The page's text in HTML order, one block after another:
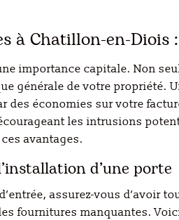
Chatillon-en-Diois
importance capitale. Non
générale de votre
économies sur votre
les intrusions
avantages.
d’une porte
assurez-vous d’avoir
fournitures manquantes.